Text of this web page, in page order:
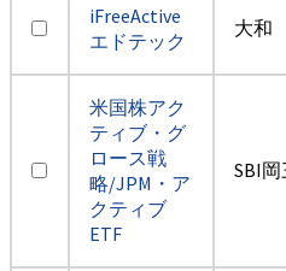
iFreeActive
エドテック
大和
米国株アク
ティブ・グ
ロース戦
略/JPM・ア
クティブ
ETF
SBI岡